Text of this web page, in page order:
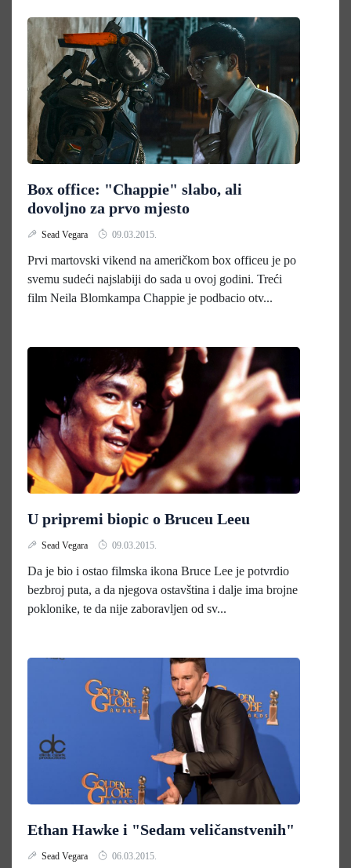
Box office: "Chappie" slabo, ali
dovoljno za prvo mjesto
Sead Vegara 09.03.2015.
Prvi martovski vikend na američkom box officeu je po
svemu sudeći najslabiji do sada u ovoj godini. Treći
film Neila Blomkampa Chappie je podbacio otv...
U pripremi biopic o Bruceu Leeu
Sead Vegara 09.03.2015.
Da je bio i ostao filmska ikona Bruce Lee je potvrdio
bezbroj puta, a da njegova ostavština i dalje ima brojne
poklonike, te da nije zaboravljen od sv...
Ethan Hawke i "Sedam veličanstvenih"
Sead Vegara 06.03.2015.